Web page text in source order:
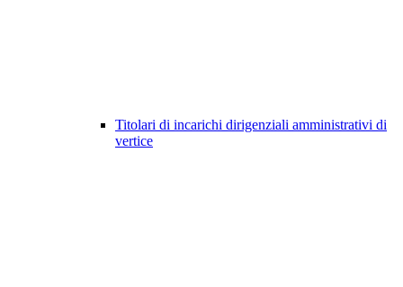
Titolari di incarichi dirigenziali amministrativi di
vertice